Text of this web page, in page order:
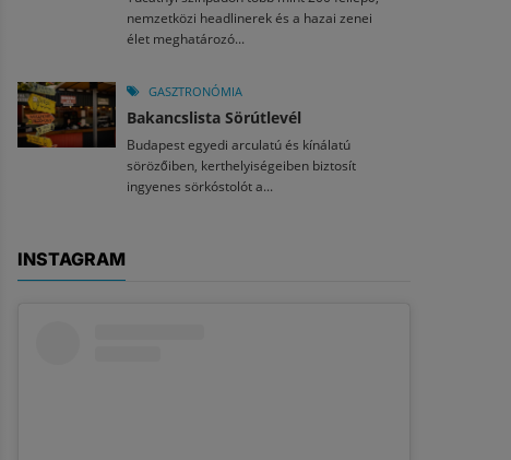
nemzetközi headlinerek és a hazai zenei
élet meghatározó...
GASZTRONÓMIA
Bakancslista Sörútlevél
Budapest egyedi arculatú és kínálatú
sörözőiben, kerthelyiségeiben biztosít
ingyenes sörkóstolót a...
INSTAGRAM